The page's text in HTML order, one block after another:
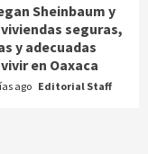
Sheinbaum y
seguras,
y adecuadas
en Oaxaca
ago Editorial Staff